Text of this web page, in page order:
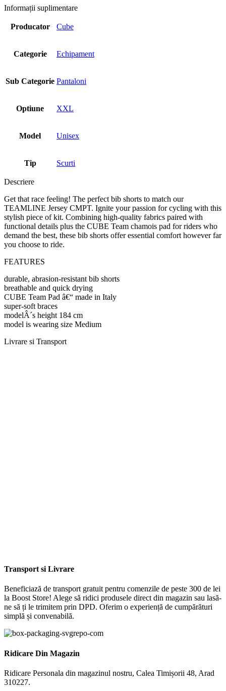
Informații suplimentare
Producator Cube
Categorie Echipament
Sub Categorie Pantaloni
Optiune XXL
Model Unisex
Tip Scurti
Descriere
Get that race feeling! The perfect bib shorts to match our
TEAMLINE Jersey CMPT. Ignite your passion for cycling with this
stylish piece of kit. Combining high-quality fabrics paired with
functional details plus the CUBE Team chamois pad for riders who
demand the best, these bib shorts offer essential comfort however far
you choose to ride.
FEATURES
durable, abrasion-resistant bib shorts
breathable and quick drying
CUBE Team Pad â€“ made in Italy
super-soft braces
modelÂ´s height 184 cm
model is wearing size Medium
Livrare si Transport
Transport si Livrare
Beneficiază de transport gratuit pentru comenzile de peste 300 de lei
la Boost Store! Alege să ridici produsele direct din magazin sau lasă-
ne să ți le trimitem prin DPD. Oferim o experiență de cumpărături
simplă și convenabilă.
Ridicare Din Magazin
Ridicare Personala din magazinul nostru, Calea Timișorii 48, Arad
310227.